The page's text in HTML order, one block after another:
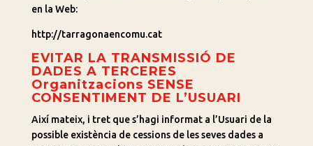
en la Web:
http://tarragonaencomu.cat
EVITAR LA TRANSMISSIÓ DE
DADES A TERCERES
Organitzacions SENSE
CONSENTIMENT DE L’USUARI
Així mateix, i tret que s’hagi informat a l’Usuari de la
possible existència de cessions de les seves dades a